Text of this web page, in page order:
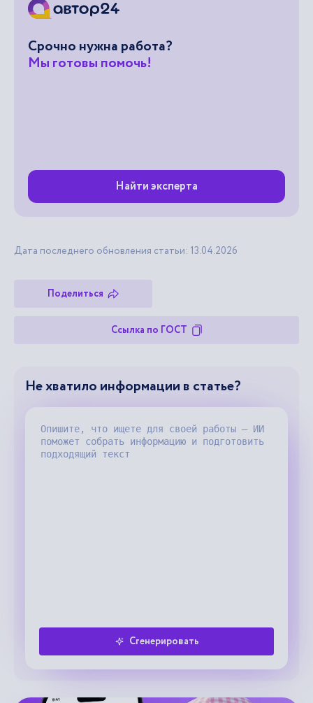
Срочно нужна работа?
Мы готовы помочь!
Найти эксперта
Дата последнего обновления статьи: 13.04.2026
Поделиться
Ссылка по ГОСТ
Не хватило информации в статье?
Сгенерировать